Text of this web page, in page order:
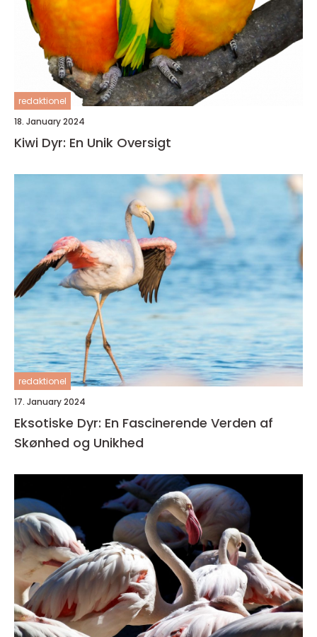
redaktionel
18. January 2024
Kiwi Dyr: En Unik Oversigt
redaktionel
17. January 2024
Eksotiske Dyr: En Fascinerende Verden af
Skønhed og Unikhed